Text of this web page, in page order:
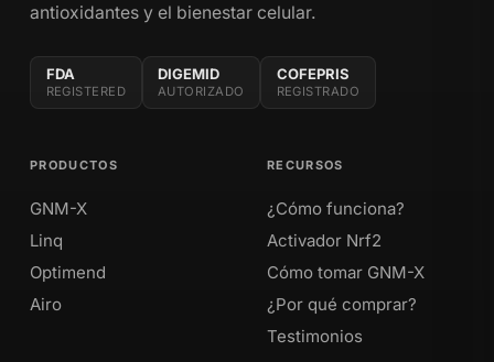
antioxidantes y el bienestar celular.
FDA
REGISTERED
DIGEMID
AUTORIZADO
COFEPRIS
REGISTRADO
PRODUCTOS
GNM-X
Linq
Optimend
Airo
RECURSOS
¿Cómo funciona?
Activador Nrf2
Cómo tomar GNM-X
¿Por qué comprar?
Testimonios